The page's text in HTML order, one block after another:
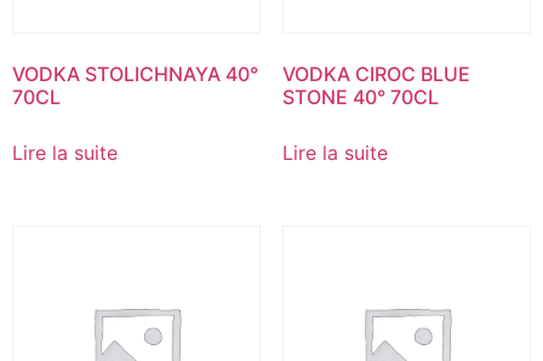
VODKA STOLICHNAYA 40°
70CL
Lire la suite
VODKA CIROC BLUE
STONE 40° 70CL
Lire la suite